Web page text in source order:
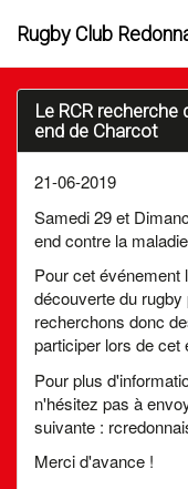
Rugby Club
Le RCR
end de Charcot
21-06-2019
Samedi 29 et
end contre la
Pour cet événement
découverte du
recherchons donc
participer lors de cet
Pour plus
n'hésitez pas à
suivante :
Merci d'avance !